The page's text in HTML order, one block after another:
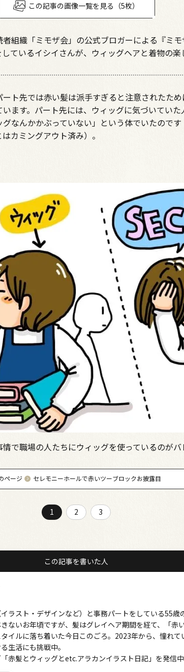
この記事の画像一覧を見る（5枚）
組織「ミモザ会」の公式ブロガーによる『ミ
ているイシイさんが、ウィッグヘアと着物の楽
ト先では赤い髪は派手すぎると注意されたた
ます。パート先には、ウィッグに気づいてい
なんかかぶっていない」という体でいたので
カミングアウト済み）。
で職場の人たちにウィッグを使っているのがバ
ページ セレモニーホールで赤いツーブロックお披露目
1 2 3
この記事を書いた人
ラスト・デザインなど）と事務パートをしている55歳
ないお年頃ですが、髪はグレイヘア期間を経て、「赤
イルに落ち着いた今日このごろ。2023年から、憧れて
生活にも挑戦中。
赤髪とウィッグとetc.アラカンイラスト日記」を発信中